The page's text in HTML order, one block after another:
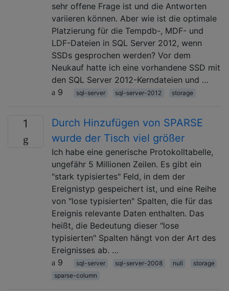
sehr offene Frage ist und die Antworten
variieren können. Aber wie ist die optimale
Platzierung für die Tempdb-, MDF- und
LDF-Dateien in SQL Server 2012, wenn
SSDs gesprochen werden? Vor dem
Neukauf hatte ich eine vorhandene SSD mit
den SQL Server 2012-Kerndateien und …
9
sql-server sql-server-2012 storage
1
Durch Hinzufügen von SPARSE
wurde der Tisch viel größer
Ich habe eine generische Protokolltabelle,
ungefähr 5 Millionen Zeilen. Es gibt ein
"stark typisiertes" Feld, in dem der
Ereignistyp gespeichert ist, und eine Reihe
von "lose typisierten" Spalten, die für das
Ereignis relevante Daten enthalten. Das
heißt, die Bedeutung dieser "lose
typisierten" Spalten hängt von der Art des
Ereignisses ab. …
9
sql-server sql-server-2008 null
storage
sparse-column